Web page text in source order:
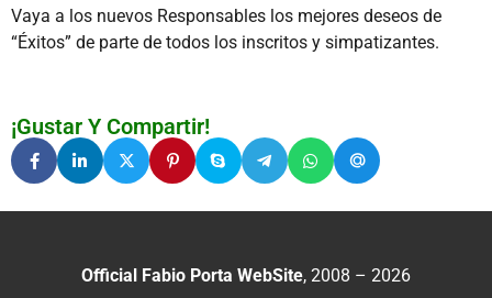
Vaya a los nuevos Responsables los mejores deseos de
“Éxitos” de parte de todos los inscritos y simpatizantes.
¡Gustar Y Compartir!
Official Fabio Porta WebSite, 2008 – 2026